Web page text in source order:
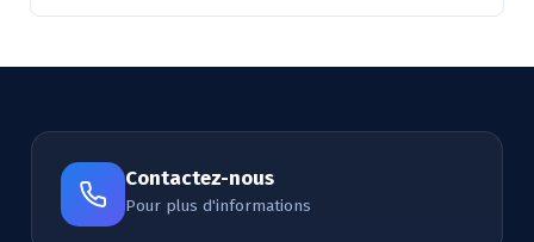
Contactez-nous
Pour plus d'informations